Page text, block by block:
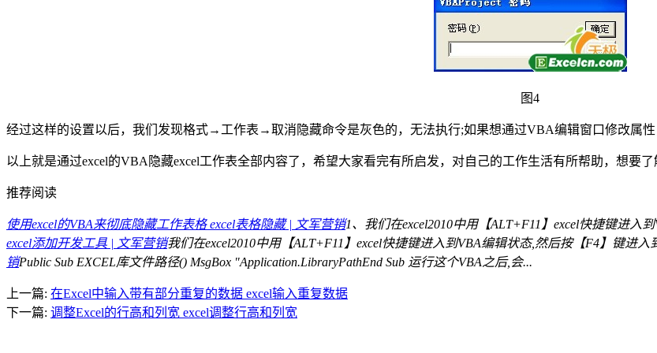
图4
经过这样的设置以后，我们发现格式→工作表→取消隐藏命令是灰色的，无法执行;如果想通过VBA编辑窗口修改属性
以上就是通过excel的VBA隐藏excel工作表全部内容了，希望大家看完有所启发，对自己的工作生活有所帮助，想要
推荐阅读
使用excel的VBA来彻底隐藏工作表格 excel表格隐藏 | 文军营销1、我们在excel2010中用【ALT+F11】excel快捷键进入
excel添加开发工具 | 文军营销我们在excel2010中用【ALT+F11】excel快捷键进入到VBA编辑状态,然后按【F4】键进入
销Public Sub EXCEL库文件路径() MsgBox "Application.LibraryPathEnd Sub 运行这个VBA之后,会...
上一篇: 在Excel中输入带有部分重复的数据 excel输入重复数据
下一篇: 调整Excel的行高和列宽 excel调整行高和列宽